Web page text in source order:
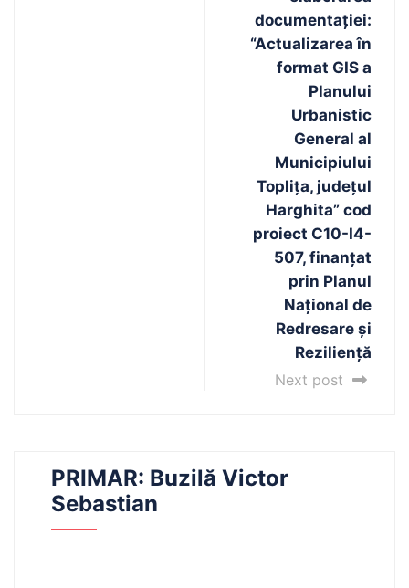
documentației:
“Actualizarea în
format GIS a
Planului
Urbanistic
General al
Municipiului
Toplița, județul
Harghita” cod
proiect C10-I4-
507, finanțat
prin Planul
Național de
Redresare și
Reziliență
Next post
PRIMAR: Buzilă Victor
Sebastian